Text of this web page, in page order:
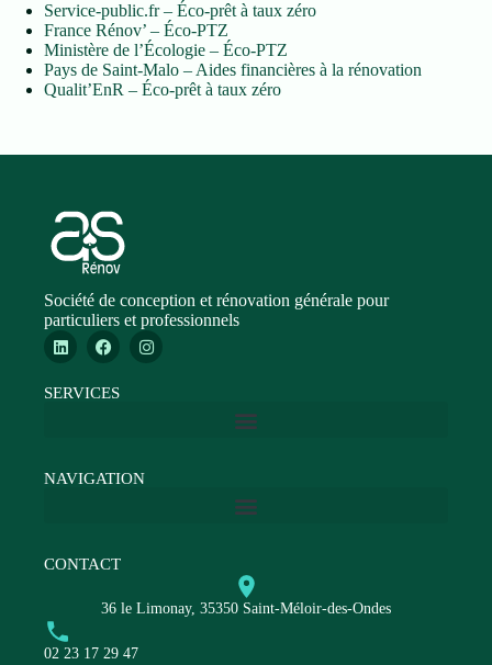
Service-public.fr – Éco-prêt à taux zéro
France Rénov’ – Éco-PTZ
Ministère de l’Écologie – Éco-PTZ
Pays de Saint-Malo – Aides financières à la rénovation
Qualit’EnR – Éco-prêt à taux zéro
Société de conception et rénovation générale pour
particuliers et professionnels
SERVICES
NAVIGATION
CONTACT
36 le Limonay, 35350 Saint-Méloir-des-Ondes
02 23 17 29 47